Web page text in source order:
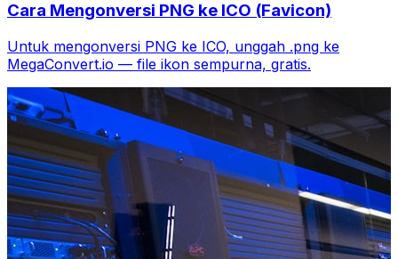
Cara Mengonversi PNG ke ICO (Favicon)
Untuk mengonversi PNG ke ICO, unggah .png ke
MegaConvert.io — file ikon sempurna, gratis.